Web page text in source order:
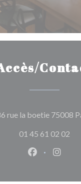
rue la boetie 75008
01 45 61 02 02
Facebook